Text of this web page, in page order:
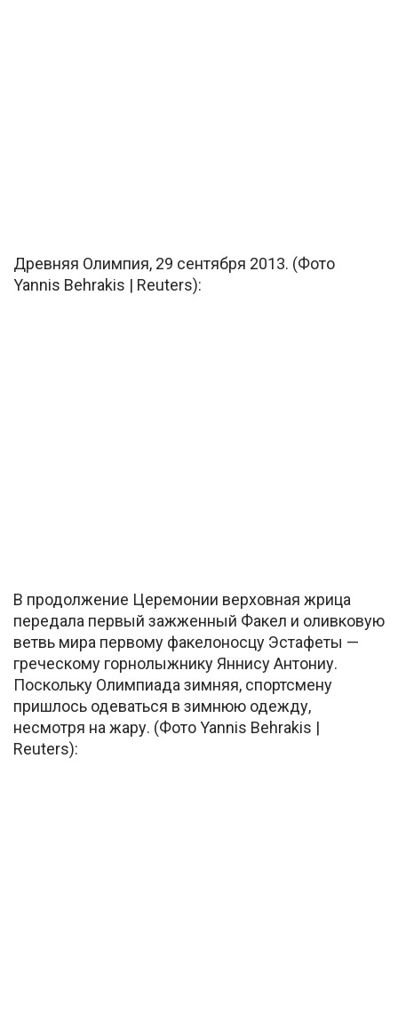
Древняя Олимпия, 29 сентября 2013. (Фото
Yannis Behrakis | Reuters):
В продолжение Церемонии верховная жрица
передала первый зажженный Факел и оливковую
ветвь мира первому факелоносцу Эстафеты —
греческому горнолыжнику Яннису Антониу.
Поскольку Олимпиада зимняя, спортсмену
пришлось одеваться в зимнюю одежду,
несмотря на жару. (Фото Yannis Behrakis |
Reuters):